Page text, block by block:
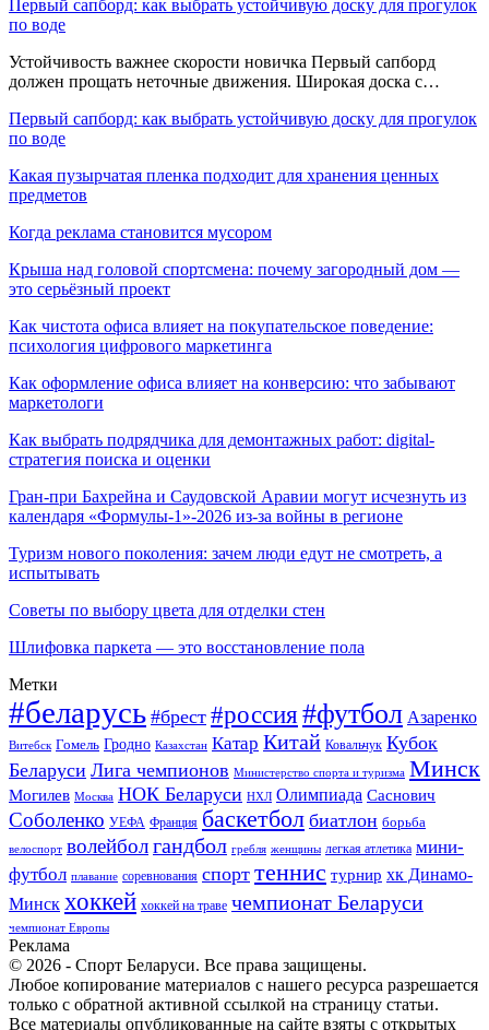
Первый сапборд: как выбрать устойчивую доску для прогулок
по воде
Устойчивость важнее скорости новичка Первый сапборд
должен прощать неточные движения. Широкая доска с…
Первый сапборд: как выбрать устойчивую доску для прогулок
по воде
Какая пузырчатая пленка подходит для хранения ценных
предметов
Когда реклама становится мусором
Крыша над головой спортсмена: почему загородный дом —
это серьёзный проект
Как чистота офиса влияет на покупательское поведение:
психология цифрового маркетинга
Как оформление офиса влияет на конверсию: что забывают
маркетологи
Как выбрать подрядчика для демонтажных работ: digital-
стратегия поиска и оценки
Гран-при Бахрейна и Саудовской Аравии могут исчезнуть из
календаря «Формулы-1»-2026 из-за войны в регионе
Туризм нового поколения: зачем люди едут не смотреть, а
испытывать
Советы по выбору цвета для отделки стен
Шлифовка паркета — это восстановление пола
Метки
#беларусь #брест #россия#футбол Азаренко
Витебск Гомель Гродно Казахстан Катар Китай Ковальчук Кубок
Беларуси Лига чемпионов Министерство спорта и туризма Минск
Могилев Москва НОК Беларуси НХЛ Олимпиада Саснович
Соболенко УЕФА Франция баскетбол биатлон борьба
велоспорт волейболгандбол гребля женщины легкая атлетика мини-
футбол плавание соревнования спорт теннис турнир хк Динамо-
Минск хоккей хоккей на траве чемпионат Беларуси
чемпионат Европы
Реклама
© 2026 - Спорт Беларуси. Все права защищены.
Любое копирование материалов с нашего ресурса разрешается
только с обратной активной ссылкой на страницу статьи.
Все материалы опубликованные на сайте взяты с открытых